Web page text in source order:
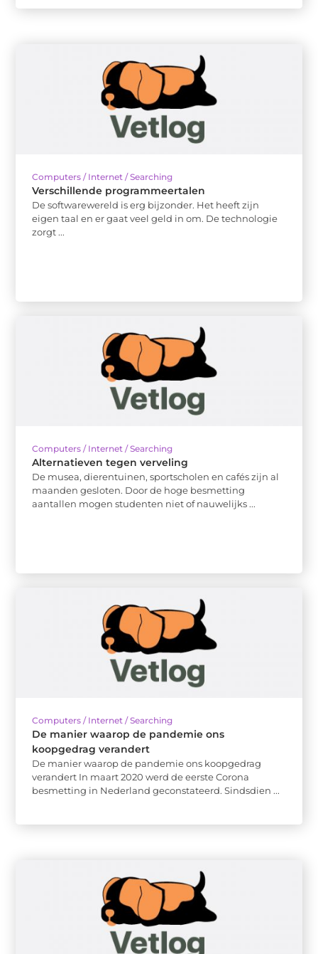
Computers / Internet / Searching
Verschillende programmeertalen
De softwarewereld is erg bijzonder. Het heeft zijn
eigen taal en er gaat veel geld in om. De technologie
zorgt ...
Computers / Internet / Searching
Alternatieven tegen verveling
De musea, dierentuinen, sportscholen en cafés zijn al
maanden gesloten. Door de hoge besmetting
aantallen mogen studenten niet of nauwelijks ...
Computers / Internet / Searching
De manier waarop de pandemie ons
koopgedrag verandert
De manier waarop de pandemie ons koopgedrag
verandert In maart 2020 werd de eerste Corona
besmetting in Nederland geconstateerd. Sindsdien ...